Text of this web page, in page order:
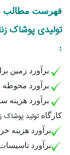
فهرست مطالب
تولیدی پوشاک
:
برآورد زمین
برآورد
برآورد هزینه
کارگاه تولید پوشاک
برآورد هزینه
برآورد